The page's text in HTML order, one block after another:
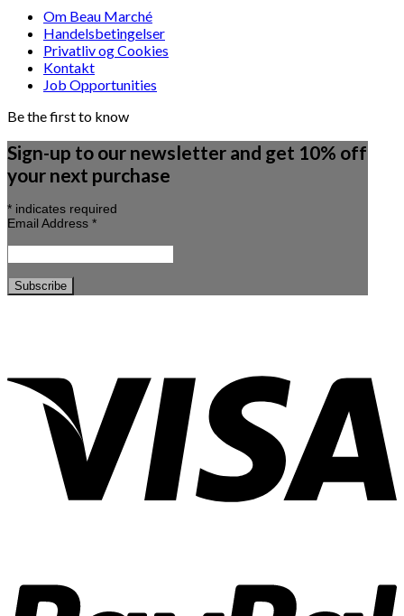
Om Beau Marché
Handelsbetingelser
Privatliv og Cookies
Kontakt
Job Opportunities
Be the first to know
Sign-up to our newsletter and get 10% off
your next purchase
* indicates required
Email Address *